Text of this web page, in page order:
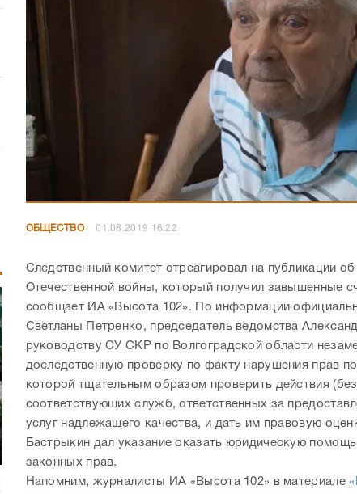
ОБЩЕСТВО 01.08.2019 16:22
Следственный комитет отреагировал на публикации
Отечественной войны, который получил завышенные
сообщает ИА «Высота 102». По информации
Светланы Петренко, председатель ведомства